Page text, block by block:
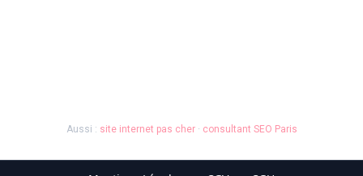
Aussi : site internet pas cher· consultant SEO Paris